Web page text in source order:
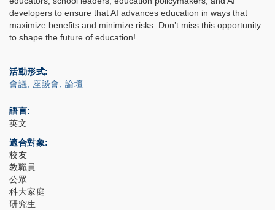
developers to ensure that AI advances education in ways that
maximize benefits and minimize risks. Don’t miss this opportunity
to shape the future of education!
活動形式
會議, 座談會, 論壇
語言
英文
適合對象
校友
教職員
公眾
科大家庭
研究生